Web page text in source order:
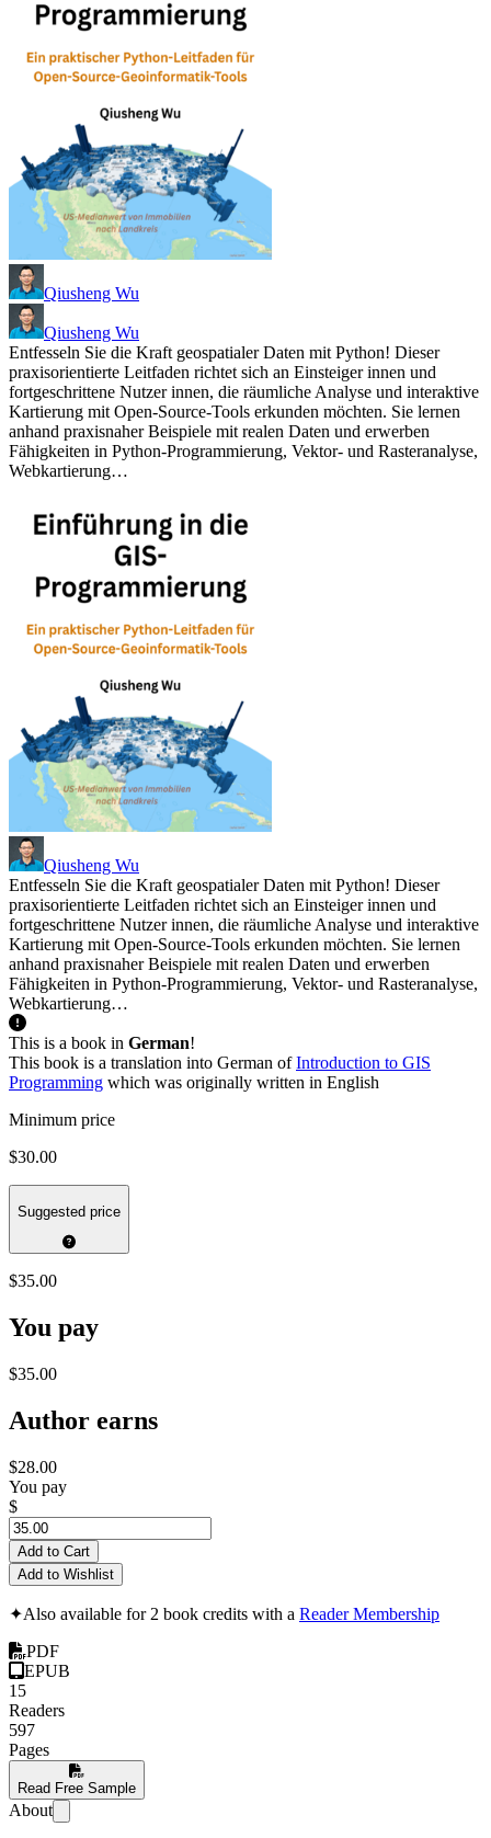
Qiusheng Wu
Qiusheng Wu
Entfesseln Sie die Kraft geospatialer Daten mit Python! Dieser
praxisorientierte Leitfaden richtet sich an Einsteiger innen und
fortgeschrittene Nutzer innen, die räumliche Analyse und interaktive
Kartierung mit Open-Source-Tools erkunden möchten. Sie lernen
anhand praxisnaher Beispiele mit realen Daten und erwerben
Fähigkeiten in Python-Programmierung, Vektor- und Rasteranalyse,
Webkartierung…
Qiusheng Wu
Entfesseln Sie die Kraft geospatialer Daten mit Python! Dieser
praxisorientierte Leitfaden richtet sich an Einsteiger innen und
fortgeschrittene Nutzer innen, die räumliche Analyse und interaktive
Kartierung mit Open-Source-Tools erkunden möchten. Sie lernen
anhand praxisnaher Beispiele mit realen Daten und erwerben
Fähigkeiten in Python-Programmierung, Vektor- und Rasteranalyse,
Webkartierung…
This is a book in German!
This book is a translation into German ofIntroduction to GIS
Programming which was originally written in English
Minimum price
$30.00
Suggested price
$35.00
You pay
$35.00
Author earns
$28.00
You pay
$
Add to Cart
Add to Wishlist
✦Also available for 2 book credits with a Reader Membership
PDF
EPUB
15
Readers
597
Pages
Read Free Sample
About